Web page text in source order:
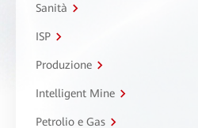
Sanità
ISP
Produzione
Intelligent Mine
Petrolio e Gas